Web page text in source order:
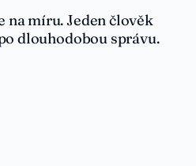
na míru. Jeden člověk
dlouhodobou správu.